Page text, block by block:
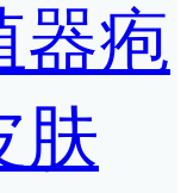
器疱
肤